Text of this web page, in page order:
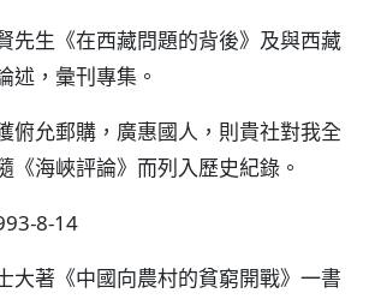
先生《在西藏問題的背後》及與西藏
述，彙刊專集。
俯允郵購，廣惠國人，則貴社對我全
《海峽評論》而列入歷史紀錄。
8-14
大著《中國向農村的貧窮開戰》一書